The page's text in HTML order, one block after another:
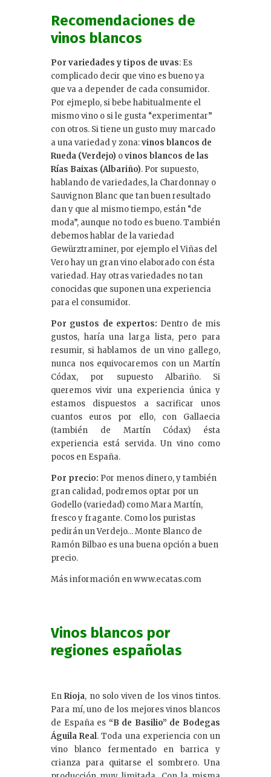
Recomendaciones de
vinos blancos
Por variedades y tipos de uvas: Es
complicado decir que vino es bueno ya
que va a depender de cada consumidor.
Por ejmeplo, si bebe habitualmente el
mismo vino o si le gusta “experimentar”
con otros. Si tiene un gusto muy marcado
a una variedad y zona:vinos blancos de
Rueda (Verdejo) ovinos blancos de las
Rías Baixas (Albariño). Por supuesto,
hablando de variedades, la Chardonnay o
Sauvignon Blanc que tan buen resultado
dan y que al mismo tiempo, están “de
moda”, aunque no todo es bueno. También
debemos hablar de la variedad
Gewürztraminer, por ejemplo el Viñas del
Vero hay un gran vino elaborado con ésta
variedad. Hay otras variedades no tan
conocidas que suponen una experiencia
para el consumidor.
Por gustos de expertos: Dentro de mis
gustos, haría una larga lista, pero para
resumir, si hablamos de un vino gallego,
nunca nos equivocaremos con un Martín
Códax, por supuesto Albariño. Si
queremos vivir una experiencia única y
estamos dispuestos a sacrificar unos
cuantos euros por ello, con Gallaecia
(también de Martín Códax) ésta
experiencia está servida. Un vino como
pocos en España.
Por precio: Por menos dinero, y también
gran calidad, podremos optar por un
Godello (variedad) como Mara Martín,
fresco y fragante. Como los puristas
pedirán un Verdejo… Monte Blanco de
Ramón Bilbao es una buena opción a buen
precio.
Más información en www.ecatas.com
Vinos blancos por
regiones españolas
EnRioja, no solo viven de los vinos tintos.
Para mí, uno de los mejores vinos blancos
de España es “B de Basilio” de Bodegas
Águila Real. Toda una experiencia con un
vino blanco fermentado en barrica y
crianza para quitarse el sombrero. Una